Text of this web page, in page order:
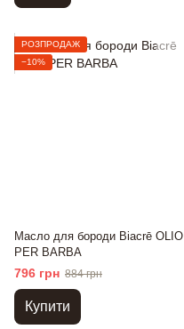
РОЗПРОДАЖ
−10%
Масло для бороди Biacrē OLIO
PER BARBA
796 грн 884 грн
Купити